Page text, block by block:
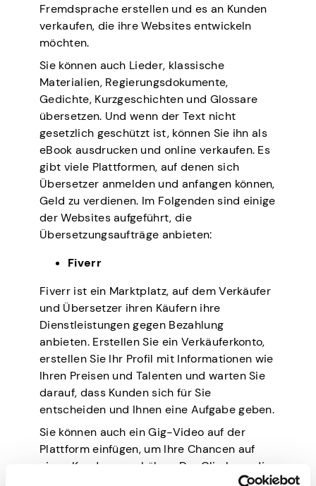
Fremdsprache erstellen und es an Kunden
verkaufen, die ihre Websites entwickeln
möchten.
Sie können auch Lieder, klassische
Materialien, Regierungsdokumente,
Gedichte, Kurzgeschichten und Glossare
übersetzen. Und wenn der Text nicht
gesetzlich geschützt ist, können Sie ihn als
eBook ausdrucken und online verkaufen. Es
gibt viele Plattformen, auf denen sich
Übersetzer anmelden und anfangen können,
Geld zu verdienen. Im Folgenden sind einige
der Websites aufgeführt, die
Übersetzungsaufträge anbieten:
Fiverr
Fiverr ist ein Marktplatz, auf dem Verkäufer
und Übersetzer ihren Käufern ihre
Dienstleistungen gegen Bezahlung
anbieten. Erstellen Sie ein Verkäuferkonto,
erstellen Sie Ihr Profil mit Informationen wie
Ihren Preisen und Talenten und warten Sie
darauf, dass Kunden sich für Sie
entscheiden und Ihnen eine Aufgabe geben.
Sie können auch ein Gig-Video auf der
Plattform einfügen, um Ihre Chancen auf
einen Kunden zu erhöhen. Der Clip kann die
Sprachen, die Sie übersetzen, sowie das